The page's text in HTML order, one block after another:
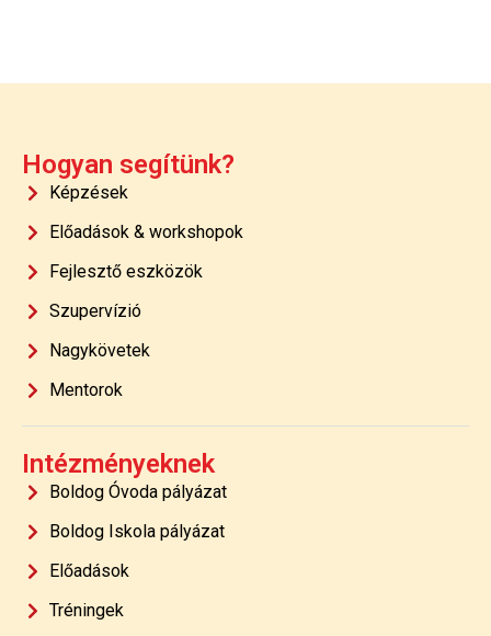
Hogyan segítünk?
Képzések
Előadások & workshopok
Fejlesztő eszközök
Szupervízió
Nagykövetek
Mentorok
Intézményeknek
Boldog Óvoda pályázat
Boldog Iskola pályázat
Előadások
Tréningek